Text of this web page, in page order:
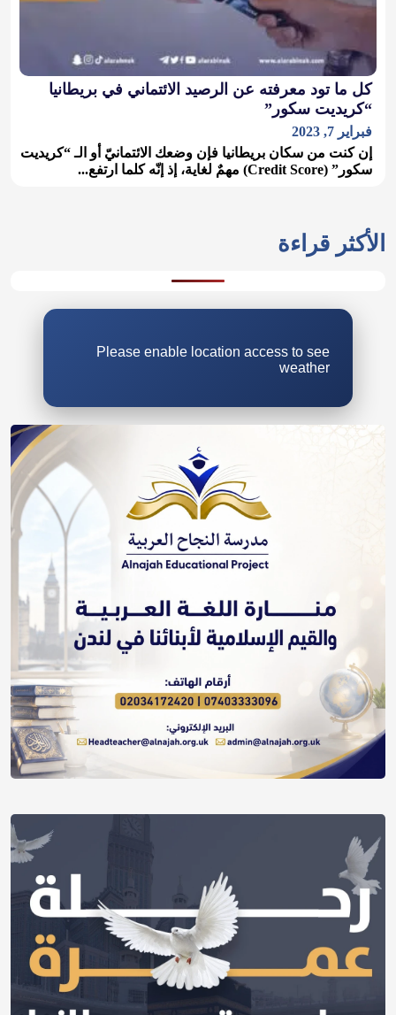
كل ما تود معرفته عن الرصيد الائتماني في بريطانيا
“كريديت سكور”
فبراير 7, 2023
إن كنت من سكان بريطانيا فإن وضعك الائتمانيّ أو الـ “كريديت
سكور” (Credit Score) مهمٌ لغاية، إذ إنّه كلما ارتفع...
الأكثر قراءة
Please enable location access to see
weather